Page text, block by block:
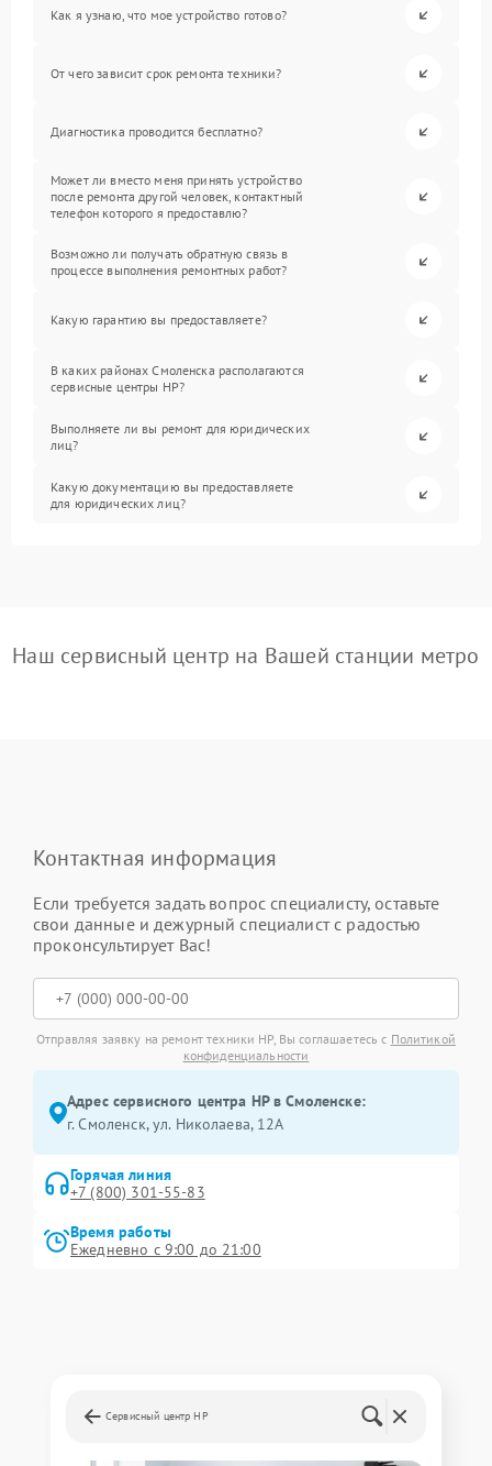
Как я узнаю, что мое устройство готово?
От чего зависит срок ремонта техники?
Диагностика проводится бесплатно?
Может ли вместо меня принять устройство
после ремонта другой человек, контактный
телефон которого я предоставлю?
Возможно ли получать обратную связь в
процессе выполнения ремонтных работ?
Какую гарантию вы предоставляете?
В каких районах Смоленска располагаются
сервисные центры HP?
Выполняете ли вы ремонт для юридических
лиц?
Какую документацию вы предоставляете
для юридических лиц?
Наш сервисный центр на Вашей станции метро
Контактная информация
Если требуется задать вопрос специалисту, оставьте
свои данные и дежурный специалист с радостью
проконсультирует Вас!
Отправляя заявку на ремонт техники HP, Вы соглашаетесь с Политикой
конфиденциальности
Адрес сервисного центра HP в Смоленске:
г. Смоленск, ул. Николаева, 12А
Горячая линия
+7 (800) 301-55-83
Время работы
Ежедневно с 9:00 до 21:00
Сервисный центр HP